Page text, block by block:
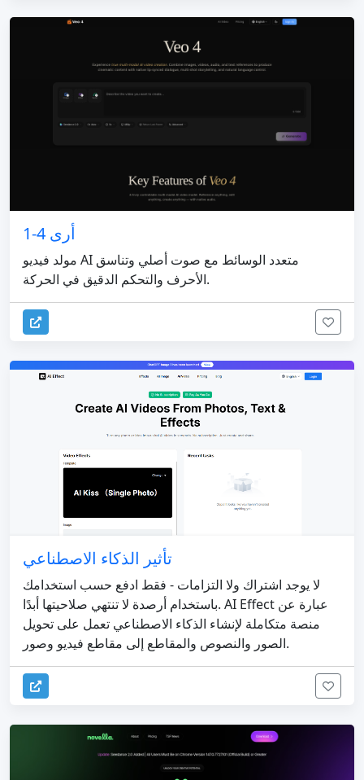
أرى 4-1
مولد فيديو AI متعدد الوسائط مع صوت أصلي وتناسق
الأحرف والتحكم الدقيق في الحركة.
تأثير الذكاء الاصطناعي
لا يوجد اشتراك ولا التزامات - فقط ادفع حسب استخدامك
باستخدام أرصدة لا تنتهي صلاحيتها أبدًا. AI Effect عبارة عن
منصة متكاملة لإنشاء الذكاء الاصطناعي تعمل على تحويل
الصور والنصوص والمقاطع إلى مقاطع فيديو وصور.